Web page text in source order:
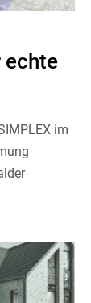
echte
im